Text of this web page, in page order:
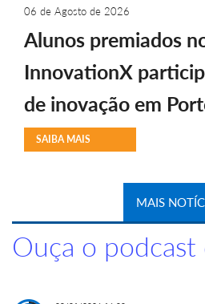
06 de Agosto de 2026
Alunos premiados
InnovationX
de inovação em
SAIBA MAIS
MAIS
Ouça o podcast